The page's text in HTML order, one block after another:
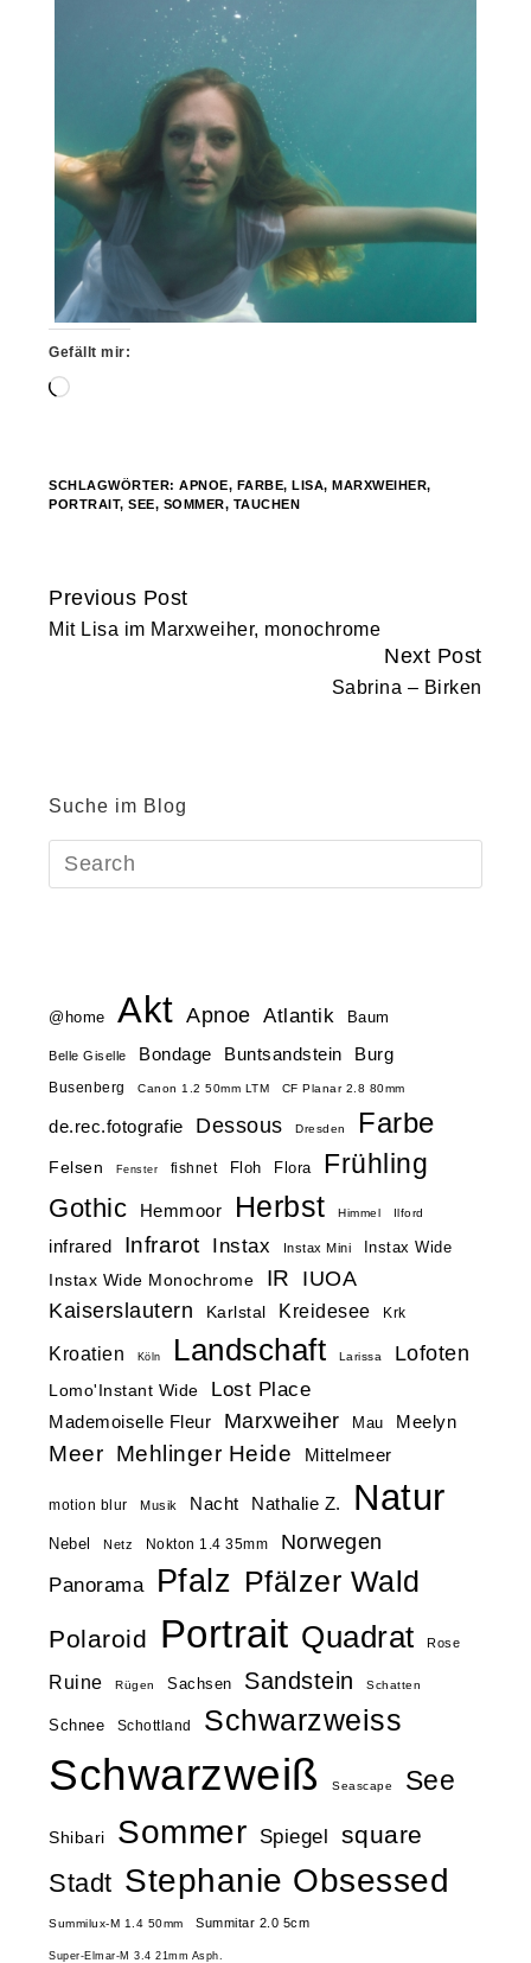
Gefällt mir:
Wird
SCHLAGWÖRTER:APNOE, FARBE,LISA,MARXWEIHER,
PORTRAIT,SEE, SOMMER, TAUCHEN
Continue
Reading
Previous Post
Mit Lisa im Marxweiher, monochrome
Next Post
Sabrina – Birken
Suche im Blog
@home Akt Apnoe Atlantik Baum
Belle Giselle Bondage Buntsandstein Burg
Busenberg Canon 1.2 50mm LTM CF Planar 2.8 80mm
de.rec.fotografie Dessous Dresden Farbe
Felsen Fenster fishnet Floh Flora Frühling
Gothic Hemmoor Herbst Himmel Ilford
infrared Infrarot Instax Instax Mini
Instax Wide
Instax Wide Monochrome
IR
IUOA
Kaiserslautern
Karlstal Kreidesee Krk
Kroatien Köln Landschaft Larissa Lofoten
Lomo'Instant Wide Lost Place
Mademoiselle Fleur Marxweiher Mau Meelyn
Meer Mehlinger Heide Mittelmeer
motion blur Musik Nacht Nathalie Z. Natur
Nebel Netz Nokton 1.4 35mm Norwegen
Panorama Pfalz Pfälzer Wald
Polaroid Portrait Quadrat Rose
Ruine Rügen Sachsen Sandstein Schatten
Schnee Schottland Schwarzweiss
Schwarzweiß Seascape See
Shibari Sommer Spiegel square
Stadt Stephanie Obsessed
Summilux-M 1.4 50mm Summitar 2.0 5cm
Super-Elmar-M 3.4 21mm Asph.